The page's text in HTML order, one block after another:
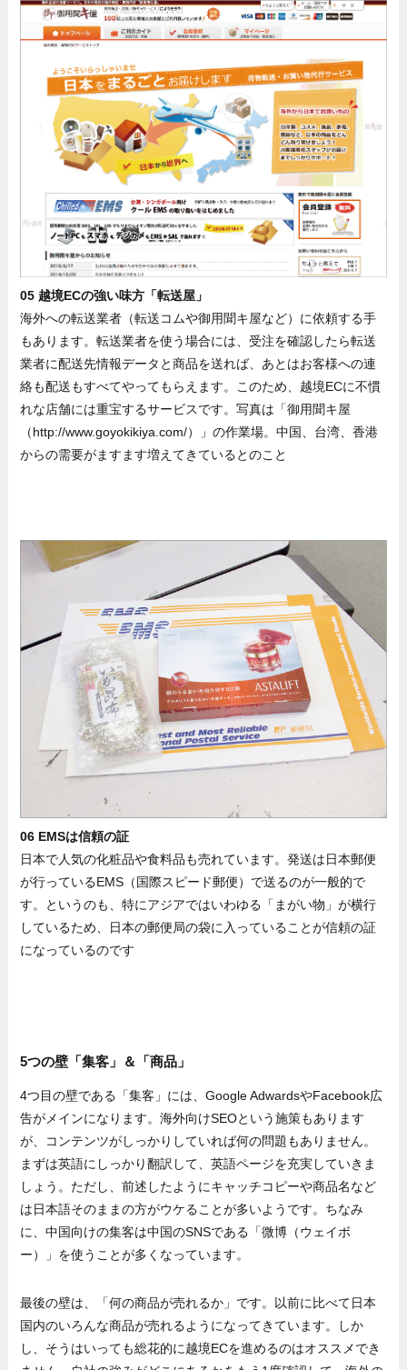
05 越境ECの強い味方「転送屋」
海外への転送業者（転送コムや御用聞キ屋など）に依頼する手
もあります。転送業者を使う場合には、受注を確認したら転送
業者に配送先情報データと商品を送れば、あとはお客様への連
絡も配送もすべてやってもらえます。このため、越境ECに不慣
れな店舗には重宝するサービスです。写真は「御用聞キ屋
（http://www.goyokikiya.com/）」の作業場。中国、台湾、香港
からの需要がますます増えてきているとのこと
06 EMSは信頼の証
日本で人気の化粧品や食料品も売れています。発送は日本郵便
が行っているEMS（国際スピード郵便）で送るのが一般的で
す。というのも、特にアジアではいわゆる「まがい物」が横行
しているため、日本の郵便局の袋に入っていることが信頼の証
になっているのです
5つの壁「集客」＆「商品」
4つ目の壁である「集客」には、Google AdwardsやFacebook広
告がメインになります。海外向けSEOという施策もあります
が、コンテンツがしっかりしていれば何の問題もありません。
まずは英語にしっかり翻訳して、英語ページを充実していきま
しょう。ただし、前述したようにキャッチコピーや商品名など
は日本語そのままの方がウケることが多いようです。ちなみ
に、中国向けの集客は中国のSNSである「微博（ウェイボ
ー）」を使うことが多くなっています。
最後の壁は、「何の商品が売れるか」です。以前に比べて日本
国内のいろんな商品が売れるようになってきています。しか
し、そうはいっても総花的に越境ECを進めるのはオススメでき